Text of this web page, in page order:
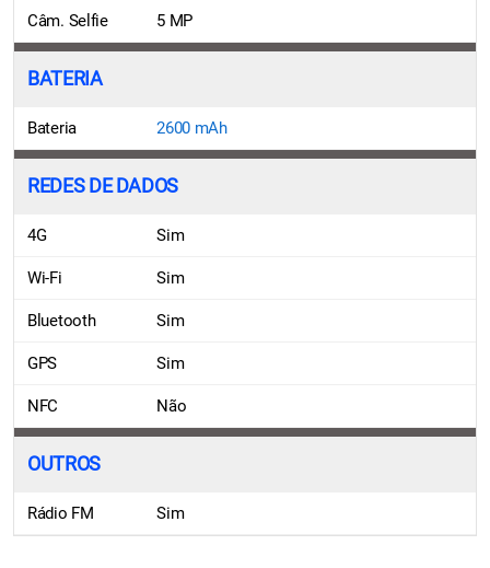
Câm. Selfie 5 MP
BATERIA
Bateria 2600 mAh
REDES DE DADOS
4G Sim
Wi-Fi Sim
Bluetooth Sim
GPS Sim
NFC Não
OUTROS
Rádio FM Sim